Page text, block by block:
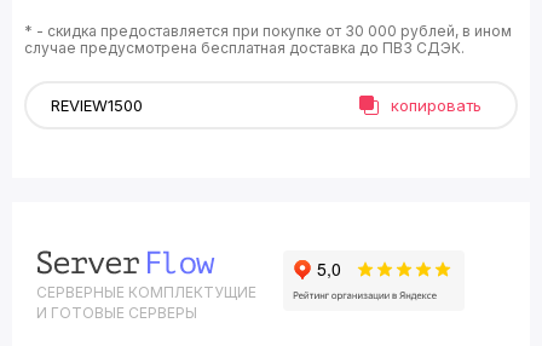
* - скидка предоставляется при покупке от 30 000 рублей, в ином
случае предусмотрена бесплатная доставка до ПВЗ СДЭК.
копировать
СЕРВЕРНЫЕ КОМПЛЕКТУЩИЕ
И ГОТОВЫЕ СЕРВЕРЫ